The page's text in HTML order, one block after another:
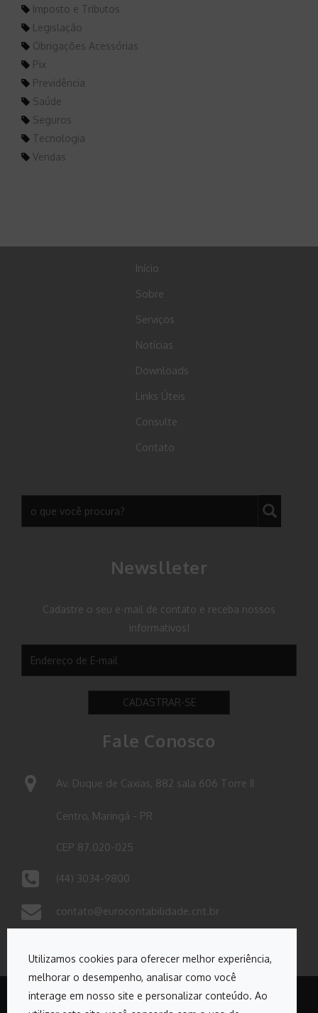
Utilizamos cookies para oferecer melhor experiência,
melhorar o desempenho, analisar como você
interage em nosso site e personalizar conteúdo. Ao
Imposto e Tributos
Legislação
Obrigações Acessórias
Pix
Previdência
Saúde
Seguros
Tecnologia
Vendas
Início
Sobre
Serviços
Notícias
Downloads
Links Úteis
Consulte
Contato
Newslleter
Cadastre o seu e-mail de contato e receba nossos
informativos!
CADASTRAR-SE
Fale Conosco
Av. Duque de Caxias, 882 sala 606 Torre II
Centro, Maringá - PR
CEP 87.020-025
(44) 3034-9800
contato@eurocontabilidade.cnt.br